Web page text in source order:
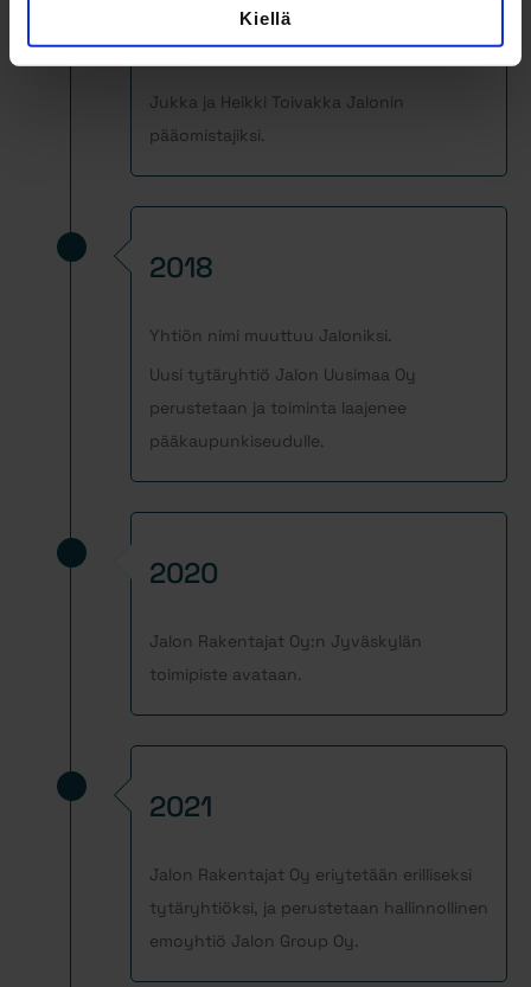
Kiellä
2012
Jukka ja Heikki Toivakka Jalonin
pääomistajiksi.
2018
Yhtiön nimi muuttuu Jaloniksi.
Uusi tytäryhtiö Jalon Uusimaa Oy
perustetaan ja toiminta laajenee
pääkaupunkiseudulle.
2020
Jalon Rakentajat Oy:n Jyväskylän
toimipiste avataan.
2021
Jalon Rakentajat Oy eriytetään erilliseksi
tytäryhtiöksi, ja perustetaan hallinnollinen
emoyhtiö Jalon Group Oy.